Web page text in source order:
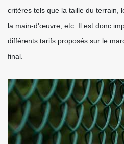
critères tels que la taille du terrain,
la main-d'œuvre, etc. Il est donc
différents tarifs proposés sur le
final.